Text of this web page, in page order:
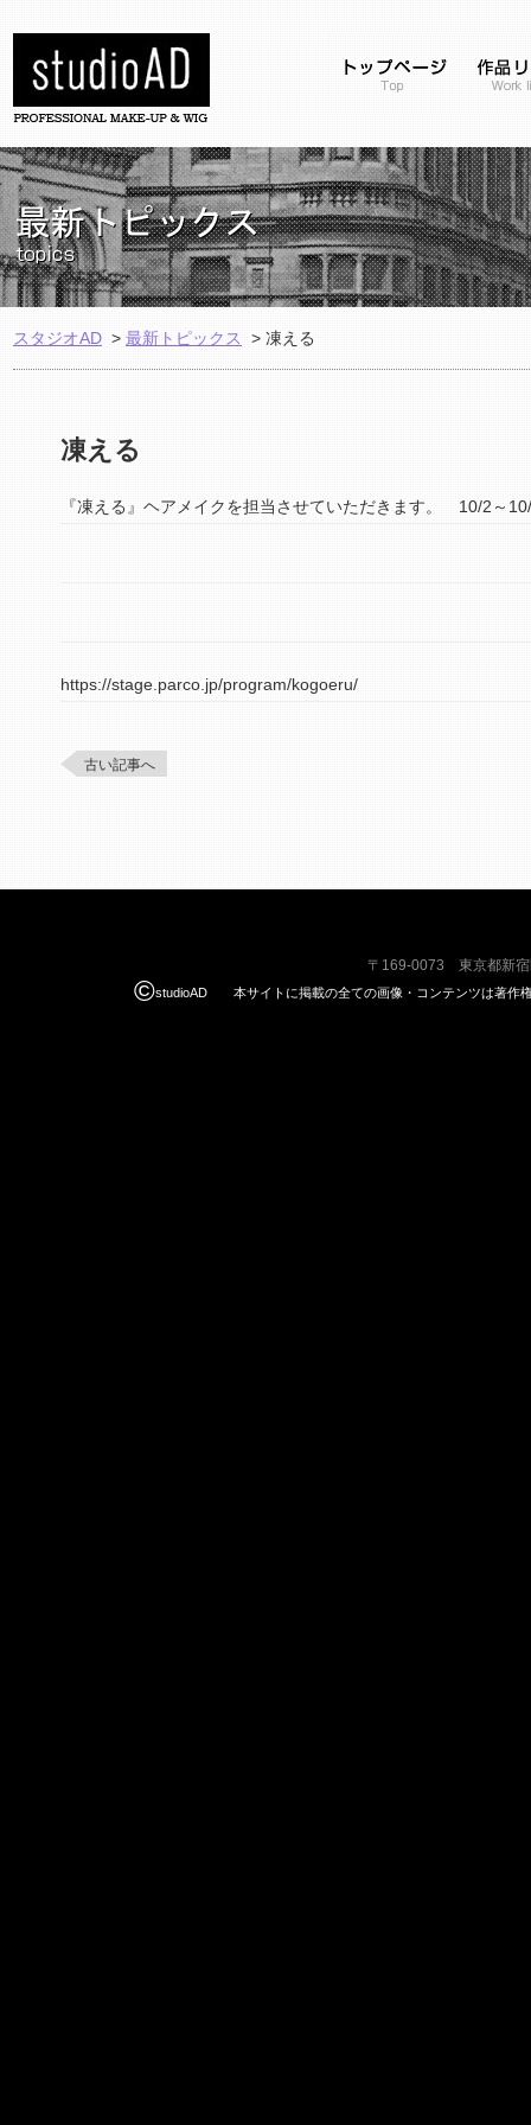
スタジオAD > 最新トピックス > 凍える
凍える
『凍える』ヘアメイクを担当させていただきます。 10/2～
https://stage.parco.jp/program/kogoeru/
古い記事へ
〒169-0073 東京都新宿
©studioAD 本サイトに掲載の全ての画像・コンテンツは著作権